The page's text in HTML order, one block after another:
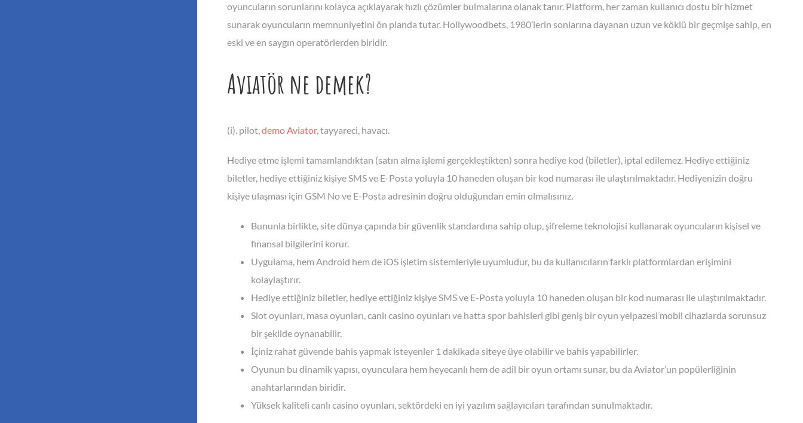
oyuncuların sorunlarını kolayca açıklayarak hızlı çözümler bulmalarına olanak tanır. Platform, her zaman kullanıcı dostu bir hizmet
sunarak oyuncuların memnuniyetini ön planda tutar. Hollywoodbets, 1980’lerin sonlarına dayanan uzun ve köklü bir geçmişe sahip, en
eski ve en saygın operatörlerden biridir.
Aviatör ne demek?
(i). pilot,demo Aviator, tayyareci, havacı.
Hediye etme işlemi tamamlandıktan (satın alma işlemi gerçekleştikten) sonra hediye kod (biletler), iptal edilemez. Hediye ettiğiniz
biletler, hediye ettiğiniz kişiye SMS ve E-Posta yoluyla 10 haneden oluşan bir kod numarası ile ulaştırılmaktadır. Hediyenizin doğru
kişiye ulaşması için GSM No ve E-Posta adresinin doğru olduğundan emin olmalısınız.
Bununla birlikte, site dünya çapında bir güvenlik standardına sahip olup, şifreleme teknolojisi kullanarak oyuncuların kişisel ve
finansal bilgilerini korur.
Uygulama, hem Android hem de iOS işletim sistemleriyle uyumludur, bu da kullanıcıların farklı platformlardan erişimini
kolaylaştırır.
Hediye ettiğiniz biletler, hediye ettiğiniz kişiye SMS ve E-Posta yoluyla 10 haneden oluşan bir kod numarası ile ulaştırılmaktadır.
Slot oyunları, masa oyunları, canlı casino oyunları ve hatta spor bahisleri gibi geniş bir oyun yelpazesi mobil cihazlarda sorunsuz
bir şekilde oynanabilir.
İçiniz rahat güvende bahis yapmak isteyenler 1 dakikada siteye üye olabilir ve bahis yapabilirler.
Oyunun bu dinamik yapısı, oyunculara hem heyecanlı hem de adil bir oyun ortamı sunar, bu da Aviator’un popülerliğinin
anahtarlarından biridir.
Yüksek kaliteli canlı casino oyunları, sektördeki en iyi yazılım sağlayıcıları tarafından sunulmaktadır.